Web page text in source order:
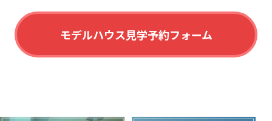
モデルハウス見学予約フォーム